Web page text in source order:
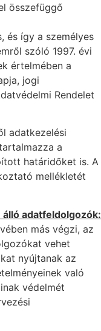
összefüggő
és így a személyes
szóló 1997. évi
értelmében a
jogi
Rendelet
adatkezelési
a
határidőket is. A
mellékletét
adatfeldolgozók:
más végzi, az
vehet
nyújtanak az
való
védelmét